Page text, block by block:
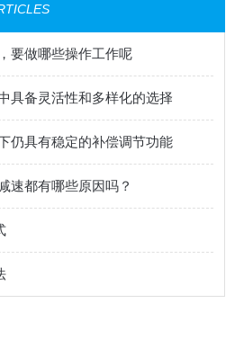
要做哪些操作工作呢
具备灵活性和多样化的选择
仍具有稳定的补偿调节功能
速都有哪些原因吗？